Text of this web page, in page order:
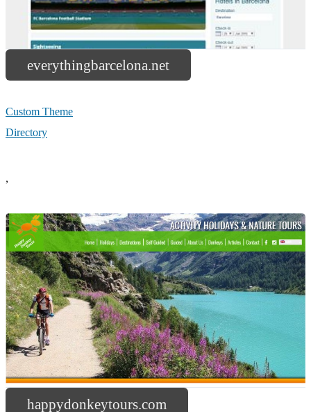
everythingbarcelona.net
Custom Theme
Directory
,
happydonkeytours.com